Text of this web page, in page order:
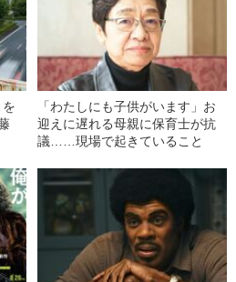
「わたしにも子供がいます」お
迎えに遅れる母親に保育士が抗
議……現場で起きていること